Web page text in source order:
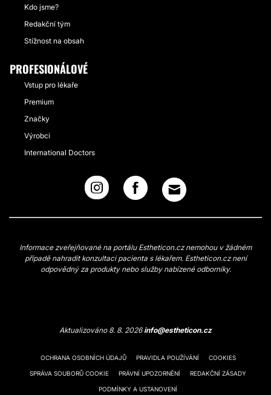
Kdo jsme?
Redakční tým
Stížnost na obsah
PROFESIONÁLOVÉ
Vstup pro lékaře
Premium
Značky
Výrobci
International Doctors
Informace zveřejňované na portálu Estheticon.cz nemohou v žádném
případě nahradit konzultaci pacienta s lékařem. Estheticon.cz není
odpovědný za produkty nebo služby nabízené odborníky.
Aktualizováno 8. 8. 2026info@estheticon.cz
OCHRANA OSOBNÍCH ÚDAJŮ PRAVIDLA POUŽÍVÁNÍ COOKIES
SPRÁVA SOUBORŮ COOKIE PRÁVNÍ UPOZORNĚNÍ REDAKČNÍ ZÁSADY
PODMÍNKY A USTANOVENÍ